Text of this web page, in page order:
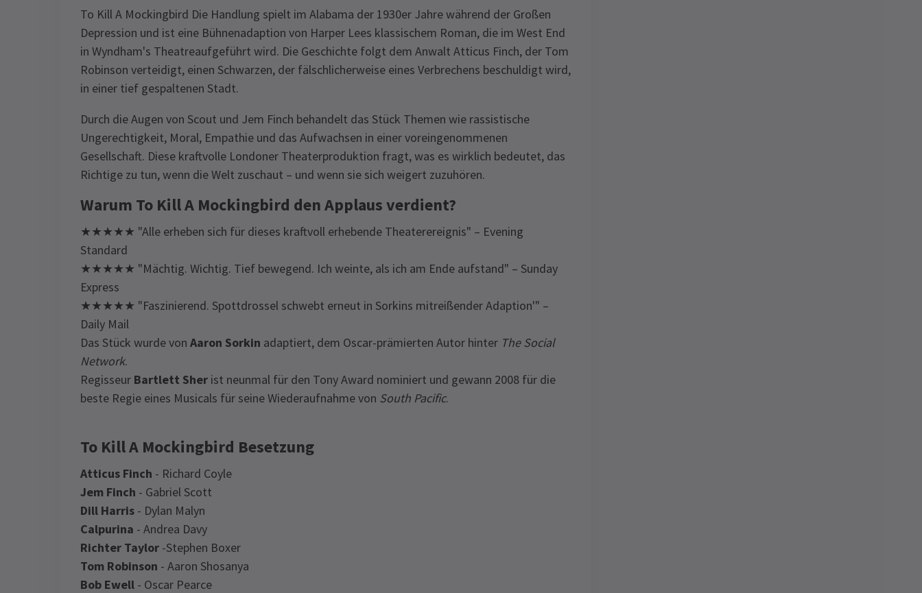
To Kill A Mockingbird Die Handlung spielt im Alabama der 1930er Jahre während der Großen
Depression und ist eine Bühnenadaption von Harper Lees klassischem Roman, die im West End
in Wyndham's Theatreaufgeführt wird. Die Geschichte folgt dem Anwalt Atticus Finch, der Tom
Robinson verteidigt, einen Schwarzen, der fälschlicherweise eines Verbrechens beschuldigt wird,
in einer tief gespaltenen Stadt.
Durch die Augen von Scout und Jem Finch behandelt das Stück Themen wie rassistische
Ungerechtigkeit, Moral, Empathie und das Aufwachsen in einer voreingenommenen
Gesellschaft. Diese kraftvolle Londoner Theaterproduktion fragt, was es wirklich bedeutet, das
Richtige zu tun, wenn die Welt zuschaut – und wenn sie sich weigert zuzuhören.
Warum To Kill A Mockingbird den Applaus verdient?
★★★★★ "Alle erheben sich für dieses kraftvoll erhebende Theaterereignis" – Evening
Standard
★★★★★ "Mächtig. Wichtig. Tief bewegend. Ich weinte, als ich am Ende aufstand" – Sunday
Express
★★★★★ "Faszinierend. Spottdrossel schwebt erneut in Sorkins mitreißender Adaption'" –
Daily Mail
Das Stück wurde von Aaron Sorkin adaptiert, dem Oscar-prämierten Autor hinter The Social
Network.
Regisseur Bartlett Sher ist neunmal für den Tony Award nominiert und gewann 2008 für die
beste Regie eines Musicals für seine Wiederaufnahme von South Pacific.
To Kill A Mockingbird Besetzung
Atticus Finch - Richard Coyle
Jem Finch - Gabriel Scott
Dill Harris - Dylan Malyn
Calpurina - Andrea Davy
Richter Taylor -Stephen Boxer
Tom Robinson - Aaron Shosanya
Bob Ewell - Oscar Pearce